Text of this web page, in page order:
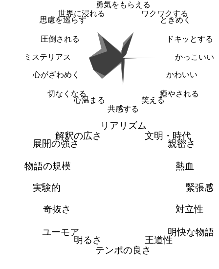
勇気をもらえる
ワクワクする
ときめく
ドキッとする
かっこいい
かわいい
癒やされる
笑える
共感する
心温まる
切なくなる
心がざわめく
ミステリアス
圧倒される
思慮を巡らす
世界に浸れる
リアリズム
文明・時代
親密さ
熱血
緊張感
対立性
明快な物語
王道性
テンポの良さ
明るさ
ユーモア
奇抜さ
実験的
物語の規模
展開の強さ
解釈の広さ